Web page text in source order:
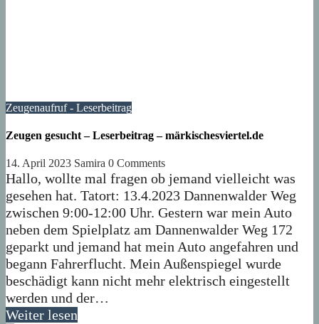
Zeugenaufruf - Leserbeitrag
Zeugen gesucht – Leserbeitrag – märkischesviertel.de
14. April 2023 Samira 0 Comments
Hallo, wollte mal fragen ob jemand vielleicht was
gesehen hat. Tatort: 13.4.2023 Dannenwalder Weg
zwischen 9:00-12:00 Uhr. Gestern war mein Auto
neben dem Spielplatz am Dannenwalder Weg 172
geparkt und jemand hat mein Auto angefahren und
begann Fahrerflucht. Mein Außenspiegel wurde
beschädigt kann nicht mehr elektrisch eingestellt
werden und der…
Weiter lesen